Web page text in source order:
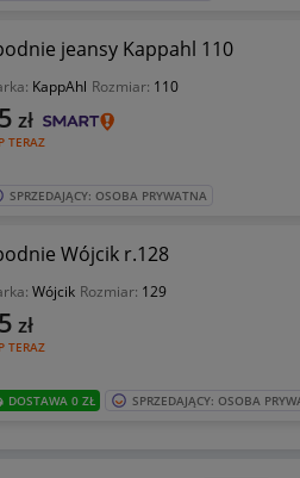
jeansy Kappahl 110
KappAhl Rozmiar: 110
TERAZ
zł
SPRZEDAJĄCY: OSOBA PRYWATNA
Wójcik r.128
Wójcik Rozmiar: 129
TERAZ
zł
DOSTAWA 0 ZŁ SPRZEDAJĄCY: OSOBA